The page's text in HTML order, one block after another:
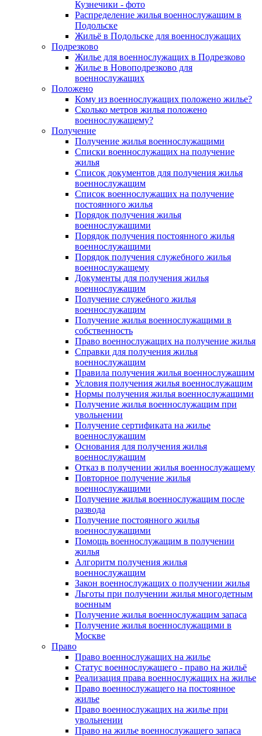
Кузнечики - фото
Распределение жилья военнослужащим в
Подольске
Жильё в Подольске для военнослужащих
Подрезково
Жилье для военнослужащих в Подрезково
Жилье в Новоподрезково для
военнослужащих
Положено
Кому из военнослужащих положено жилье?
Сколько метров жилья положено
военнослужащему?
Получение
Получение жилья военнослужащими
Списки военнослужащих на получение
жилья
Список документов для получения жилья
военнослужащим
Список военнослужащих на получение
постоянного жилья
Порядок получения жилья
военнослужащими
Порядок получения постоянного жилья
военнослужащими
Порядок получения служебного жилья
военнослужащему
Документы для получения жилья
военнослужащим
Получение служебного жилья
военнослужащим
Получение жилья военнослужащими в
собственность
Право военнослужащих на получение жилья
Справки для получения жилья
военнослужащим
Правила получения жилья военнослужащим
Условия получения жилья военнослужащим
Нормы получения жилья военнослужащими
Получение жилья военнослужащим при
увольнении
Получение сертификата на жилье
военнослужащим
Основания для получения жилья
военнослужащим
Отказ в получении жилья военнослужащему
Повторное получение жилья
военнослужащими
Получение жилья военнослужащим после
развода
Получение постоянного жилья
военнослужащими
Помощь военнослужащим в получении
жилья
Алгоритм получения жилья
военнослужащим
Закон военнослужащих о получении жилья
Льготы при получении жилья многодетным
военным
Получение жилья военнослужащим запаса
Получение жилья военнослужащими в
Москве
Право
Право военнослужащих на жилье
Статус военнослужащего - право на жильё
Реализация права военнослужащих на жилье
Право военнослужащего на постоянное
жилье
Право военнослужащих на жилье при
увольнении
Право на жилье военнослужащего запаса